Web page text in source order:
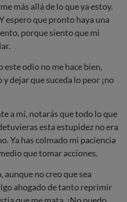
más allá de lo que ya estoy.
espero que pronto haya una
porque siento que mi
este odio no me hace bien,
dejar que suceda lo peor ¡no
a mí, notarás que todo lo que
esta estupidez no era
Ya has colmado mi paciencia
que tomar acciones.
aunque no creo que sea
ahogado de tanto reprimir